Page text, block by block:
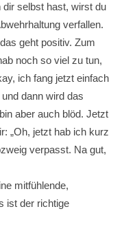
selbst hast, wirst du
verfallen.
geht positiv. Zum
noch so viel zu tun,
ich fang jetzt einfach
dann wird das
aber auch blöd. Jetzt
„Oh, jetzt hab ich kurz
verpasst. Na gut,
mitfühlende,
ist der richtige